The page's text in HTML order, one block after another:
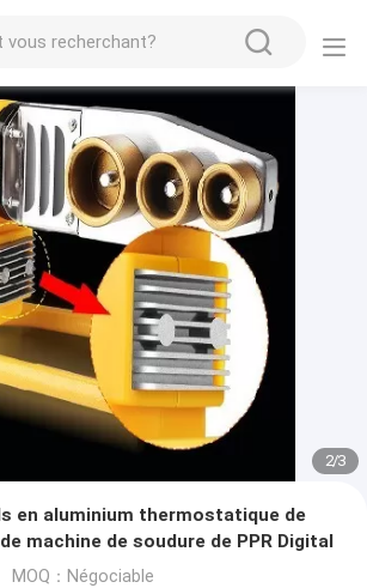
2/3
en aluminium thermostatique de
machine de soudure de PPR Digital
MOQ：Négociable